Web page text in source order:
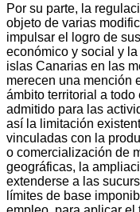
Por su parte, la
objeto de varias
impulsar el logro de
económico y social y
islas Canarias en las
merecen una mención
ámbito territorial a
admitido para las
así la limitación
vinculadas con la
o comercialización de
geográficas, la
extenderse a las
límites de base